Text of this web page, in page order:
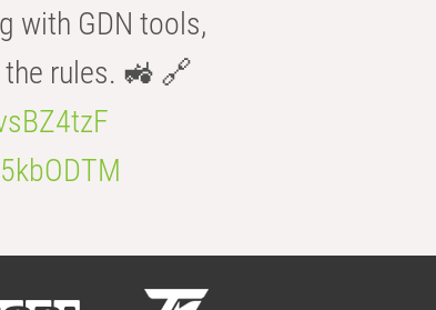
with GDN tools,
rules. 🚜 🔗